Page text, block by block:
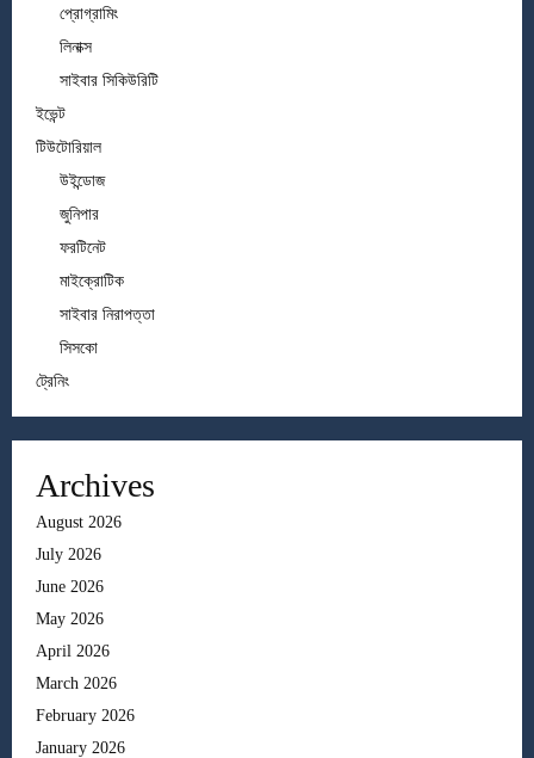
প্রোগ্রামিং
লিনাক্স
সাইবার সিকিউরিটি
ইভেন্ট
টিউটোরিয়াল
উইন্ডোজ
জুনিপার
ফরটিনেট
মাইক্রোটিক
সাইবার নিরাপত্তা
সিসকো
ট্রেনিং
Archives
August 2026
July 2026
June 2026
May 2026
April 2026
March 2026
February 2026
January 2026